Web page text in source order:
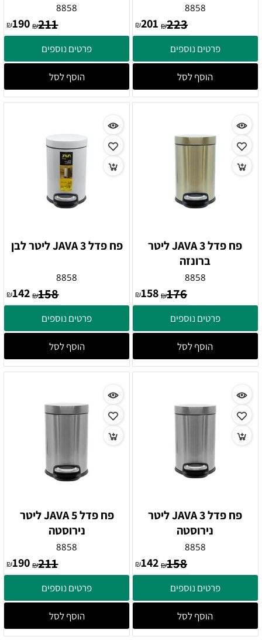
8858
₪223
₪201
פרטים נוספים
הוסף לסל
8858
₪211
₪190
פרטים נוספים
הוסף לסל
פח פדל JAVA 3 ליטר
ברונזה
8858
₪176
₪158
פרטים נוספים
הוסף לסל
פח פדל JAVA 3 ליטר לבן
8858
₪158
₪142
פרטים נוספים
הוסף לסל
פח פדל JAVA 3 ליטר
נירוסטה
8858
₪158
₪142
פרטים נוספים
הוסף לסל
פח פדל JAVA 5 ליטר
נירוסטה
8858
₪211
₪190
פרטים נוספים
הוסף לסל